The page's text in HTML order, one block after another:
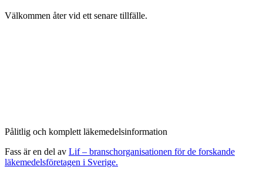
Välkommen åter vid ett senare tillfälle.
Pålitlig och komplett läkemedelsinformation
Fass är en del av Lif – branschorganisationen för de forskande
läkemedelsföretagen i Sverige.